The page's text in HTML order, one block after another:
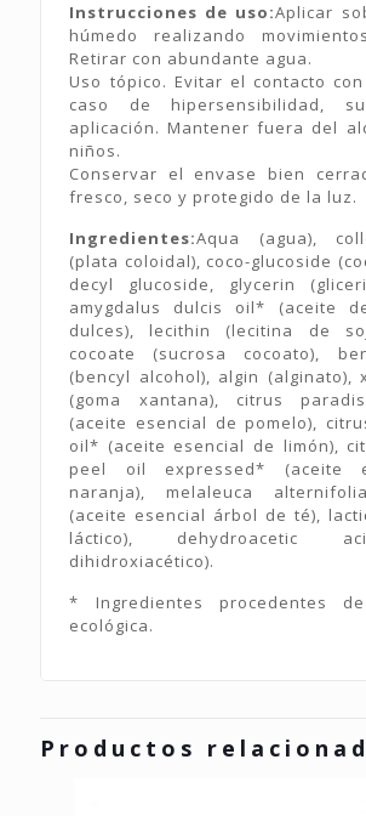
Instrucciones de uso:Aplicar
húmedo realizando
Retirar con abundante agua.
Uso tópico. Evitar el contacto
caso de hipersensibilidad,
aplicación. Mantener fuera del
niños.
Conservar el envase bien
fresco, seco y protegido de la luz.
Ingredientes:Aqua (agua),
(plata coloidal), coco-glucoside
decyl glucoside, glycerin
amygdalus dulcis oil* (aceite
dulces), lecithin (lecitina de
cocoate (sucrosa cocoato),
(bencyl alcohol), algin (alginato),
(goma xantana), citrus
(aceite esencial de pomelo),
oil* (aceite esencial de limón),
peel oil expressed* (aceite
naranja), melaleuca
(aceite esencial árbol de té),
láctico), dehydroacetic
dihidroxiacético).
* Ingredientes procedentes
ecológica.
Productos